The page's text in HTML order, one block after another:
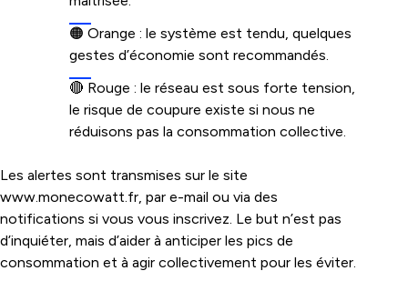
🟠 Orange : le système est tendu, quelques
gestes d’économie sont recommandés.
🔴 Rouge : le réseau est sous forte tension,
le risque de coupure existe si nous ne
réduisons pas la consommation collective.
Les alertes sont transmises sur le site
www.monecowatt.fr, par e-mail ou via des
notifications si vous vous inscrivez. Le but n’est pas
d’inquiéter, mais d’aider à anticiper les pics de
consommation et à agir collectivement pour les éviter.